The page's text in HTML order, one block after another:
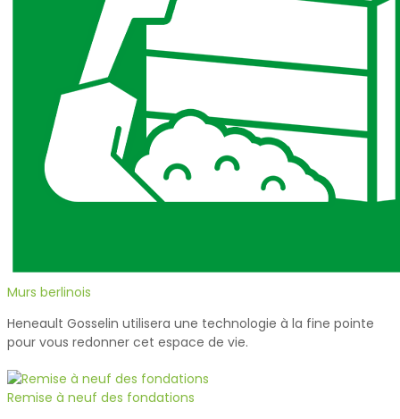
Murs berlinois
Heneault Gosselin utilisera une technologie à la fine pointe
pour vous redonner cet espace de vie.
Remise à neuf des fondations